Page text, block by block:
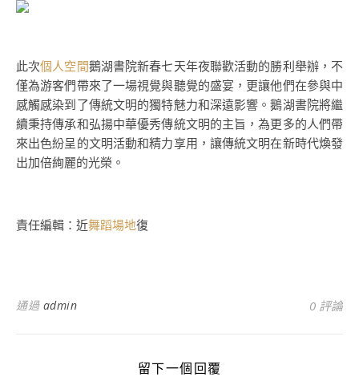
此次個人空間鵝湖書院新春七天年夜聯歡活動的勝利舉辦，不
僅為游客們帶來了一場視覺與聽覺的盛宴，更讓他們在參與中
感觸感染到了傳統文明的獨特魅力和深遠影響。鵝湖書院將繼
續秉持傳承和弘揚中華優秀傳統文明的主旨，為更多的人們帶
來出色紛呈的文明活動和精力享用，讓傳統文明在新時代煥發
出加倍絢麗的光榮。
責任編輯：近舞蹈場地復
通過 admin 0 評論
留下一個回覆